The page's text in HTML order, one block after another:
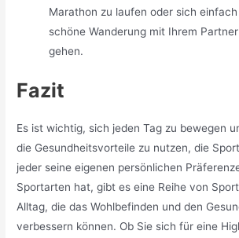
Marathon zu laufen oder sich
schöne Wanderung mit Ihrem
gehen.
Fazit
Es ist wichtig, sich jeden Tag zu bewegen
die Gesundheitsvorteile zu nutzen, die
jeder seine eigenen persönlichen
Sportarten hat, gibt es eine Reihe von
Alltag, die das Wohlbefinden und den
verbessern können. Ob Sie sich für eine